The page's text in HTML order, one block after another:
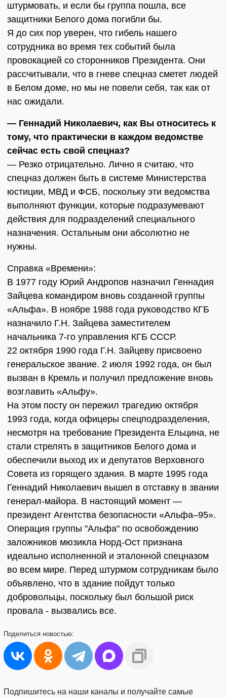
штурмовать, и если бы группа пошла, все
защитники Белого дома погибли бы.
Я до сих пор уверен, что гибель нашего
сотрудника во время тех событий была
провокацией со сторонников Президента. Они
рассчитывали, что в гневе спецназ сметет людей
в Белом доме, но мы не повели себя, так как от
нас ожидали.
— Геннадий Николаевич, как Вы относитесь к
тому, что практически в каждом ведомстве
сейчас есть свой спецназ?
— Резко отрицательно. Лично я считаю, что
спецназ должен быть в системе Министерства
юстиции, МВД и ФСБ, поскольку эти ведомства
выполняют функции, которые подразумевают
действия для подразделений специального
назначения. Остальным они абсолютно не
нужны.
Справка «Времени»:
В 1977 году Юрий Андропов назначил Геннадия
Зайцева командиром вновь созданной группы
«Альфа». В ноябре 1988 года руководство КГБ
назначило Г.Н. Зайцева заместителем
начальника 7-го управления КГБ СССР.
22 октября 1990 года Г.Н. Зайцеву присвоено
генеральское звание. 2 июля 1992 года, он был
вызван в Кремль и получил предложение вновь
возглавить «Альфу».
На этом посту он пережил трагедию октября
1993 года, когда офицеры спецподразделения,
несмотря на требование Президента Ельцина, не
стали стрелять в защитников Белого дома и
обеспечили выход их и депутатов Верховного
Совета из горящего здания. В марте 1995 года
Геннадий Николаевич вышел в отставку в звании
генерал-майора. В настоящий момент —
президент Агентства безопасности «Альфа–95».
Операция группы "Альфа" по освобождению
заложников мюзикла Норд-Ост признана
идеально исполненной и эталонной спецназом
во всем мире. Перед штурмом сотрудникам было
объявлено, что в здание пойдут только
добровольцы, поскольку был большой риск
провала - вызвались все.
Поделиться новостью:
Подпишитесь на наши каналы и получайте самые